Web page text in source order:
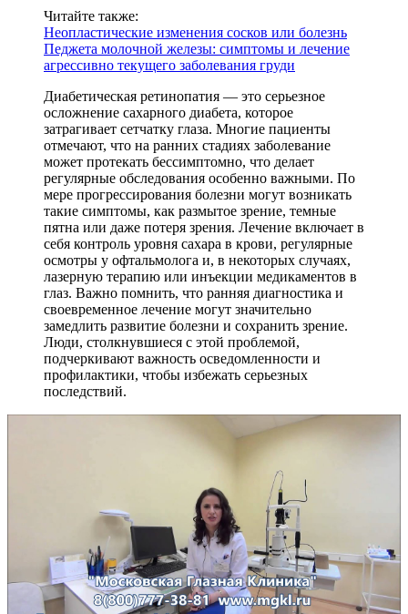
Читайте также:
Неопластические изменения сосков или болезнь
Педжета молочной железы: симптомы и лечение
агрессивно текущего заболевания груди
Диабетическая ретинопатия — это серьезное
осложнение сахарного диабета, которое
затрагивает сетчатку глаза. Многие пациенты
отмечают, что на ранних стадиях заболевание
может протекать бессимптомно, что делает
регулярные обследования особенно важными. По
мере прогрессирования болезни могут возникать
такие симптомы, как размытое зрение, темные
пятна или даже потеря зрения. Лечение включает в
себя контроль уровня сахара в крови, регулярные
осмотры у офтальмолога и, в некоторых случаях,
лазерную терапию или инъекции медикаментов в
глаз. Важно помнить, что ранняя диагностика и
своевременное лечение могут значительно
замедлить развитие болезни и сохранить зрение.
Люди, столкнувшиеся с этой проблемой,
подчеркивают важность осведомленности и
профилактики, чтобы избежать серьезных
последствий.